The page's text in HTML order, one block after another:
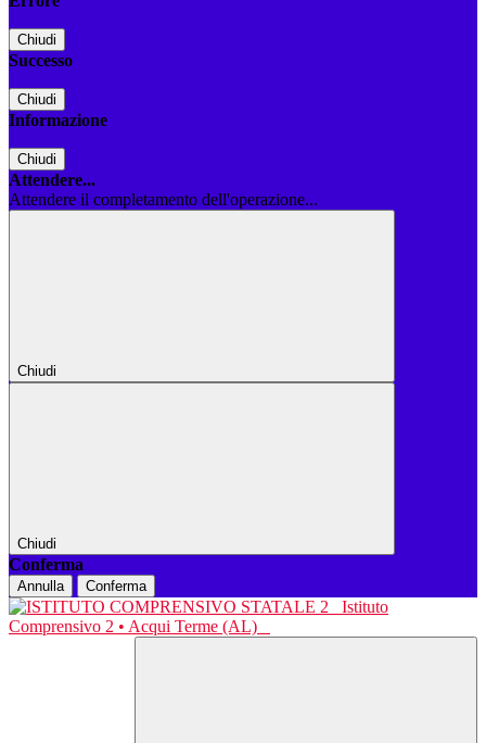
Chiudi
Successo
Chiudi
Informazione
Chiudi
Attendere...
Attendere il completamento dell'operazione...
Chiudi
Chiudi
Conferma
Annulla Conferma
Istituto
Comprensivo 2 • Acqui Terme (AL)